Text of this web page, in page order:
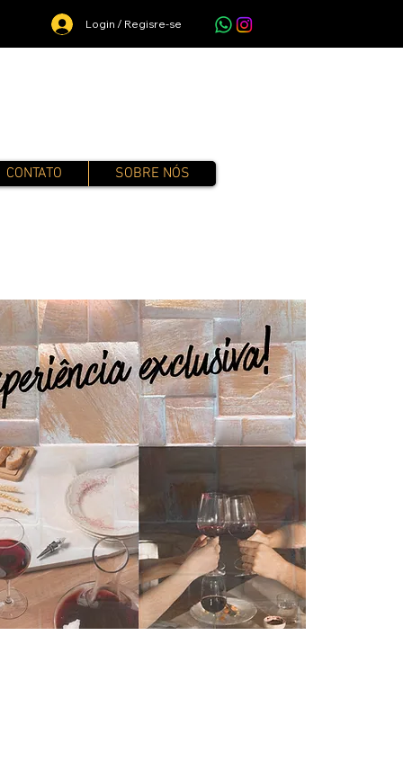
Login / Regisre-se
CONTATO SOBRE NÓS